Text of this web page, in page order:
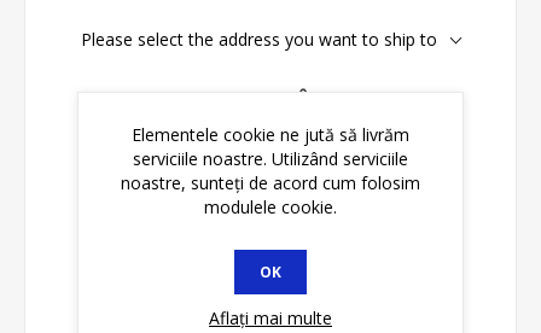
Please select the address you want to ship to
În stoc
ADAUGĂ ȊN COŞ
Elementele cookie ne jută să livrăm
serviciile noastre. Utilizând serviciile
noastre, sunteți de acord cum folosim
modulele cookie.
OK
Aflați mai multe